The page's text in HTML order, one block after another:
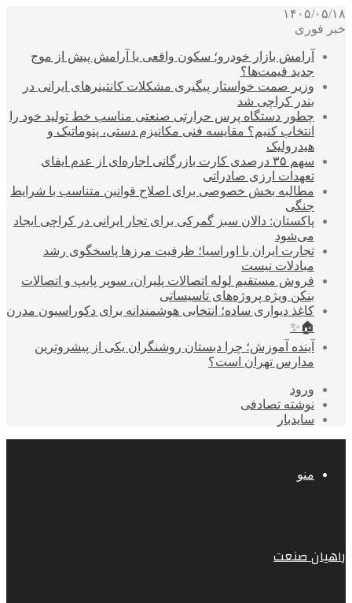
۱۴۰۵/۰۵/۱۸
خبر فوری
آرامش بازار خودرو؛ سکون واقعی یا آرامش پیش از موج
جدید قیمت‌ها؟
وزیر صمت خواستار پیگیری مشکلات کانتینرهای ایرانی در
بندر کراچی شد
چطور دستگاه پرس حرارتی صنعتی مناسب خط تولید خود را
انتخاب کنیم؟ مقایسه فنی مکانیزم دستی، پنوماتیک و
هیدرولیک
سهم ۳۵ درصدی کارت بازرگانی اجاره‌ای از عدم ایفای
تعهدات ارزی صادراتی
مطالبه بخش خصوصی برای اصلاح قوانین متناسب با شرایط
جنگی
پاکستان: دالان سبز گمرکی برای تجار ایرانی در کراچی ایجاد
می‌شود
تجارت ایران با اوراسیا؛ ظرفیت مرزها پاسخگوی رشد
مبادلات نیست
فروش مستقیم لوله اتصالات پلیران، سوپر پایپ و اتصالات
بنکن ویژه پروژه‌های تاسیساتی
کاغذ دیواری ساده؛ انتخابی هوشمندانه برای دکوراسیون مدرن
🏠✨
آینده آموزش؛ چرا دبستان روشنگران یکی از پیشروترین
مدارس تهران است؟
ورود
نوشته تصادفی
سایدبار
منو
راهیان صنعت